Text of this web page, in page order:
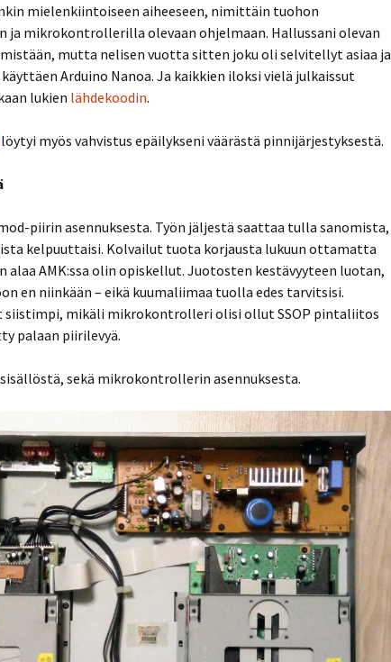
mielenkiintoiseen aiheeseen, nimittäin tuohon
ja mikrokontrollerilla olevaan ohjelmaan. Hallussani olevan
mutta nelisen vuotta sitten joku oli selvitellyt asiaa ja
Arduino Nanoa. Ja kaikkien iloksi vielä julkaissut
lukien lähdekoodin.
löytyi myös vahvistus epäilykseni väärästä pinnijärjestyksestä.
piirin asennuksesta. Työn jäljestä saattaa tulla sanomista,
kelpuuttaisi. Kolvailut tuota korjausta lukuun ottamatta
alaa AMK:ssa olin opiskellut. Juotosten kestävyyteen luotan,
en niinkään – eikä kuumaliimaa tuolla edes tarvitsisi.
siistimpi, mikäli mikrokontrolleri olisi ollut SSOP pintaliitos
palaan piirilevyä.
sekä mikrokontrollerin asennuksesta.